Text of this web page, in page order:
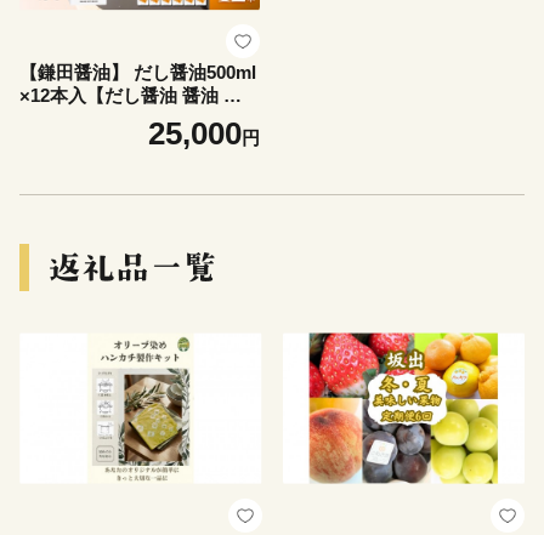
【鎌田醤油】 だし醤油500ml
×12本入【だし醤油 醤油 人気
おすすめ 人気だし醤油 出汁
25,000円